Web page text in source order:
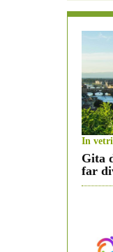
In
Gita
far